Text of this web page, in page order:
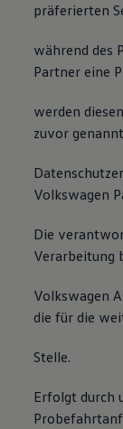
präferierten
während des
Partner eine
werden
zuvor
Volkswagen
Die
Verarbeitung
Volkswagen
die für die
Stelle.
Erfolgt durch